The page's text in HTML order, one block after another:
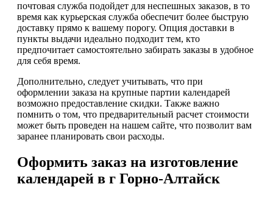
почтовая служба подойдет для неспешных заказов, в то
время как курьерская служба обеспечит более быструю
доставку прямо к вашему порогу. Опция доставки в
пункты выдачи идеально подходит тем, кто
предпочитает самостоятельно забирать заказы в удобное
для себя время.
Дополнительно, следует учитывать, что при
оформлении заказа на крупные партии календарей
возможно предоставление скидки. Также важно
помнить о том, что предварительный расчет стоимости
может быть проведен на нашем сайте, что позволит вам
заранее планировать свои расходы.
Оформить заказ на изготовление
календарей в г Горно-Алтайск